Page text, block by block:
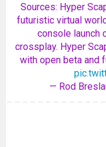
Sources: Hyper
futuristic virtual
console launch
crossplay. Hyper
with open beta and
— Rod